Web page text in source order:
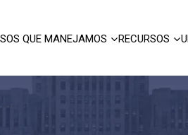
QUE MANEJAMOS RECURSOS